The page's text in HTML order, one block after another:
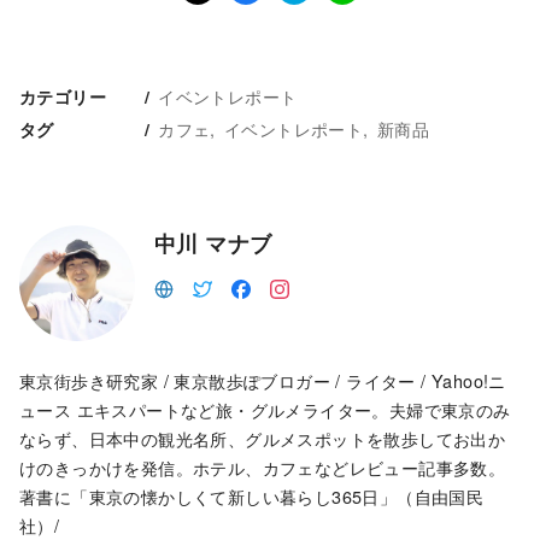
カテゴリー イベントレポート
タグ カフェ イベントレポート 新商品
中川 マナブ
東京街歩き研究家 / 東京散歩ぽブロガー / ライター / Yahoo!ニ
ュース エキスパートなど旅・グルメライター。夫婦で東京のみ
ならず、日本中の観光名所、グルメスポットを散歩してお出か
けのきっかけを発信。ホテル、カフェなどレビュー記事多数。
著書に「東京の懐かしくて新しい暮らし365日」（自由国民
社）/